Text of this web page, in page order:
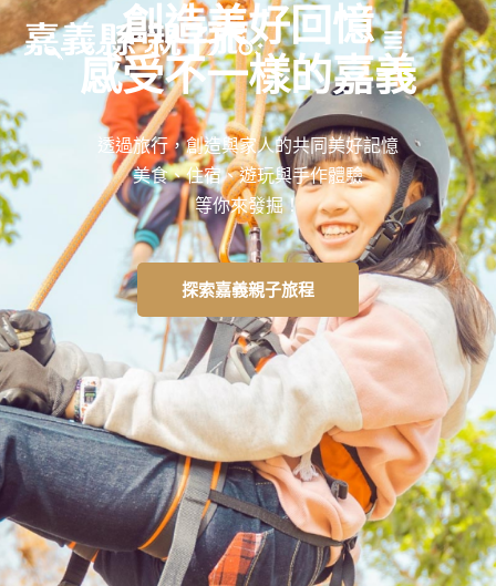
創造美好回憶
感受不一樣的嘉義
透過旅行，創造與家人的共同美好記憶
美食、住宿、遊玩與手作體驗
等你來發掘！
探索嘉義親子旅程